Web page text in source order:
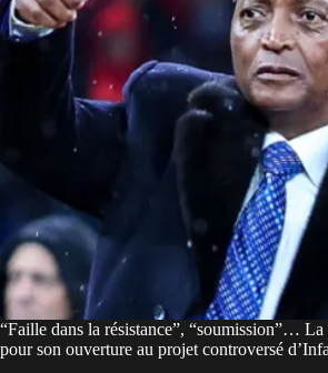
“Faille dans la résistance”, “soumission”…
pour son ouverture au projet controversé